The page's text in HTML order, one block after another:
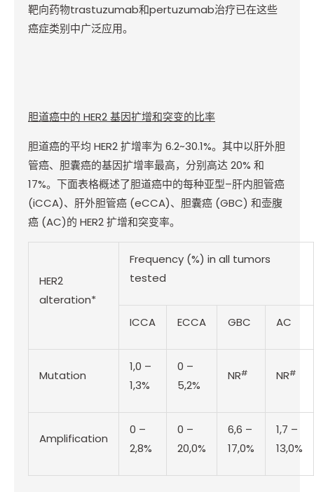
靶向药物trastuzumab和pertuzumab治疗已在这些
癌症类别中广泛应用。
胆道癌中的 HER2基因扩增和突变的比率
胆道癌的平均 HER2扩增率为 6.2~30.1%。其中以肝外胆
管癌、胆囊癌的基因扩增率最高，分别高达20% 和
17%。下面表格概述了胆道癌中的每种亚型–肝内胆管癌
(iCCA)、肝外胆管癌 (eCCA)、胆囊癌 (GBC) 和壶腹
癌 (AC)的 HER2扩增和突变率。
HER2
alteration*
Frequency (%) in all tumors
tested
ICCA ECCA GBC AC
Mutation
1,0 –
1,3%
0 –
5,2%
NR# NR#
Amplification
0 –
2,8%
0 –
20,0%
6,6 –
17,0%
1,7 –
13,0%